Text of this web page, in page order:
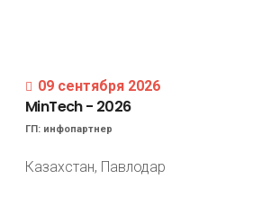
09 сентября 2026
MinTech- 2026
ГП: инфопартнер
Казахстан, Павлодар